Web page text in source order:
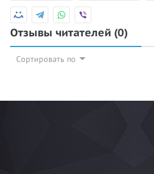
Отзывы читателей (0)
Сортировать по